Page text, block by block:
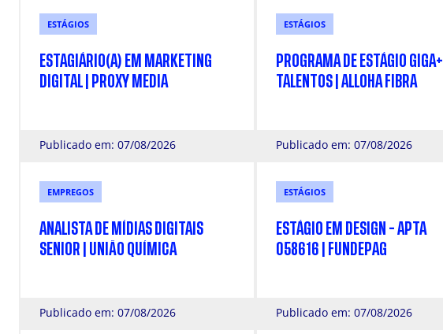
ESTÁGIOS
ESTAGIÁRIO(A) EM MARKETING
DIGITAL | PROXY MEDIA
Publicado em: 07/08/2026
ESTÁGIOS
PROGRAMA DE ESTÁGIO GIGA+
TALENTOS | ALLOHA FIBRA
Publicado em: 07/08/2026
EMPREGOS
ANALISTA DE MÍDIAS DIGITAIS
SENIOR | UNIÃO QUÍMICA
Publicado em: 07/08/2026
ESTÁGIOS
ESTÁGIO EM DESIGN - APTA
058616 | FUNDEPAG
Publicado em: 07/08/2026